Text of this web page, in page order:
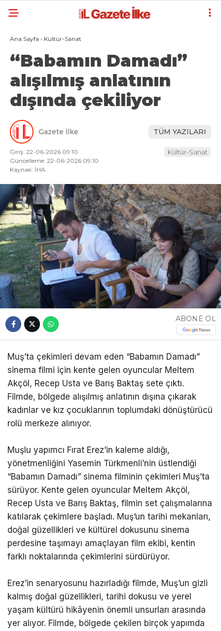
Ana Sayfa › Kültür-Sanat
“Babamın Damadı”
alışılmış anlatının
dışında çekiliyor
Gazete İlke TÜM YAZILARI
Giriş: 22-06-2026 09:10
Güncelleme: 22-06-2026 09:10
Kaynak: İHA
Kültür-Sanat
ABONE OL
Muş’ta çekimleri devam eden “Babamın Damadı”
sinema filmi için kente gelen oyuncular Meltem
Akçöl, Recep Usta ve Barış Baktaş sete çıktı.
Filmde, bölgede alışılmış anlatının dışına çıkarak
kadınlar ve kız çocuklarının toplumdaki dönüştürücü
rolü merkeze alınıyor.
Muşlu yapımcı Fırat Erez’in kaleme aldığı,
yönetmenliğini Yasemin Türkmenli’nin üstlendiği
“Babamın Damadı” sinema filminin çekimleri Muş’ta
sürüyor. Kente gelen oyuncular Meltem Akçöl,
Recep Usta ve Barış Baktaş, filmin set çalışmalarına
katılarak çekimlere başladı. Muş’un tarihi mekanları,
doğal güzellikleri ve kültürel dokusunu sinema
perdesine taşımayı amaçlayan film ekibi, kentin
farklı noktalarında çekimlerini sürdürüyor.
Erez’in senaryosunu hazırladığı filmde, Muş’un gizli
kalmış doğal güzellikleri, tarihi dokusu ve yerel
yaşam kültürü hikâyenin önemli unsurları arasında
yer alıyor. Filmde, bölgede çekilen birçok yapımda